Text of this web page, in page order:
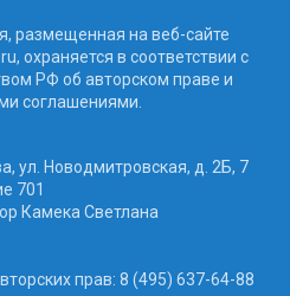
размещенная на веб-сайте
охраняется в соответствии с
РФ об авторском праве и
соглашениями.
ул. Новодмитровская, д. 2Б, 7
701
Камека Светлана
прав: 8 (495) 637-64-88